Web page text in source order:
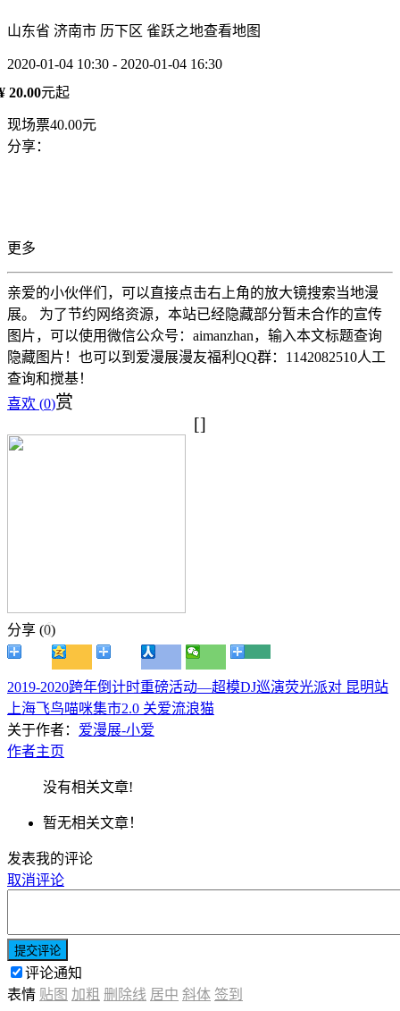
山东省 济南市 历下区 雀跃之地查看地图
2020-01-04 10:30 - 2020-01-04 16:30
20.00元起
现场票40.00元
分享：
更多
亲爱的小伙伴们，可以直接点击右上角的放大镜搜索当地漫
展。 为了节约网络资源，本站已经隐藏部分暂未合作的宣传
图片，可以使用微信公众号：aimanzhan，输入本文标题查询
隐藏图片！也可以到爱漫展漫友福利QQ群：1142082510人工
查询和搅基！
喜欢 (0)赏
[]
分享 (0)
2019-2020跨年倒计时重磅活动—超模DJ巡演荧光派对 昆明站
上海飞鸟喵咪集市2.0 关爱流浪猫
关于作者： 爱漫展-小爱
作者主页
没有相关文章!
暂无相关文章！
发表我的评论
取消评论
提交评论
评论通知
表情 贴图 加粗 删除线 居中 斜体 签到